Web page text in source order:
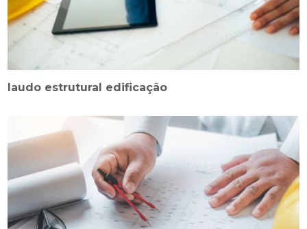
laudo estrutural edificação